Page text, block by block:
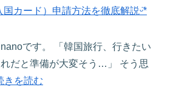
カード）申請方法を徹底解説ᵕ̈*
です。 「韓国旅行、行きたい
だと準備が大変そう…」 そう思
きを読む